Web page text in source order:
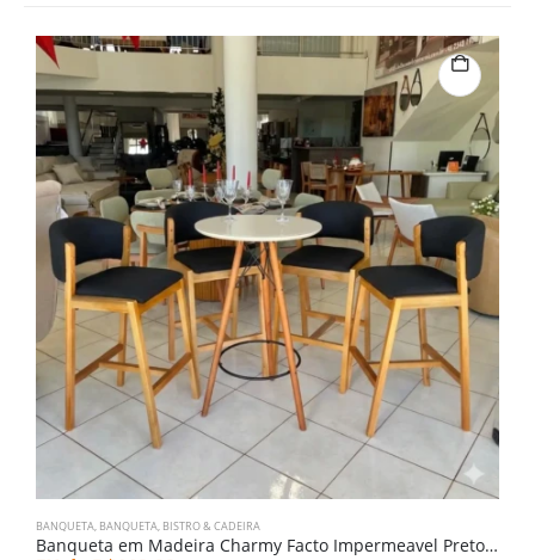
BANQUETA, BANQUETA, BISTRO & CADEIRA
Banqueta em Madeira Charmy Facto Impermeavel Preto (6475)